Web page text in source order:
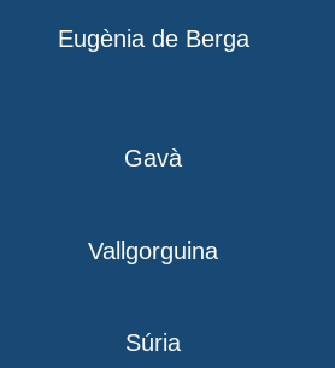
Eugènia de Berga
Gavà
Vallgorguina
Súria